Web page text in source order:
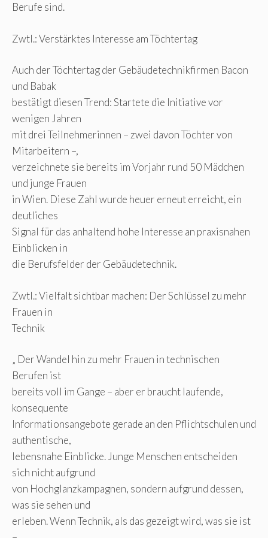
Berufe sind.
Zwtl.: Verstärktes Interesse am Töchtertag
Auch der Töchtertag der Gebäudetechnikfirmen Bacon
und Babak
bestätigt diesen Trend: Startete die Initiative vor
wenigen Jahren
mit drei Teilnehmerinnen – zwei davon Töchter von
Mitarbeitern –,
verzeichnete sie bereits im Vorjahr rund 50 Mädchen
und junge Frauen
in Wien. Diese Zahl wurde heuer erneut erreicht, ein
deutliches
Signal für das anhaltend hohe Interesse an praxisnahen
Einblicken in
die Berufsfelder der Gebäudetechnik.
Zwtl.: Vielfalt sichtbar machen: Der Schlüssel zu mehr
Frauen in
Technik
„ Der Wandel hin zu mehr Frauen in technischen
Berufen ist
bereits voll im Gange – aber er braucht laufende,
konsequente
Informationsangebote gerade an den Pflichtschulen und
authentische,
lebensnahe Einblicke. Junge Menschen entscheiden
sich nicht aufgrund
von Hochglanzkampagnen, sondern aufgrund dessen,
was sie sehen und
erleben. Wenn Technik, als das gezeigt wird, was sie ist